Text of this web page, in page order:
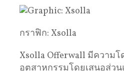
กราฟิก: Xsolla
Xsolla Offerwall มีความโ
อุตสาหกรรมโดยเสนอส่ว